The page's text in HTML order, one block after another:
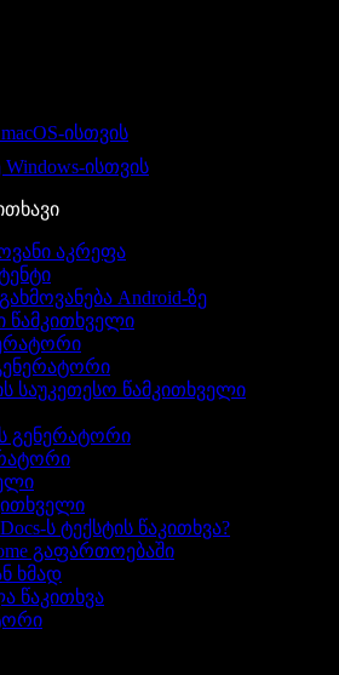
ისთვის
ისთვის
აკრეფა
Android-ზე
წამკითხველი
საუკეთესო წამკითხველი
გენერატორი
ს ტექსტის წაკითხვა?
გაფართოებაში
ხმად
წაკითხვა